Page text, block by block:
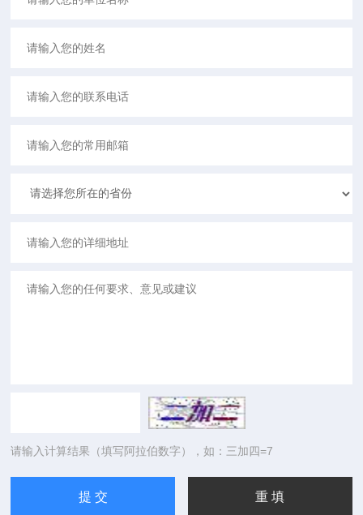
请输入计算结果（填写阿拉伯数字），如：三加四=7